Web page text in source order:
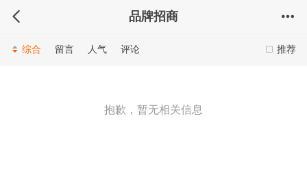
品牌招商
推荐
综合 留言 人气 评论
抱歉，暂无相关信息